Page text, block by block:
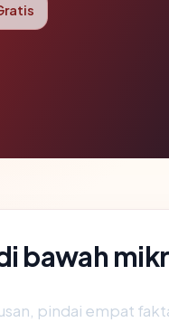
bawah
pindai empat